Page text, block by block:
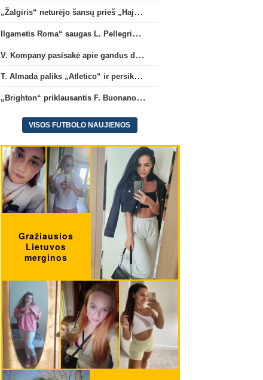
V. Kompany pasisakė apie
gandus dėl M. Olise ateities
„Bayern“ gretose
„Žalgiris“ neturėjo šansų prieš „Hajduk“
Ilgametis Roma“ saugas L. Pellegrini dar metams liks šiame klube
V. Kompany pasisakė apie gandus dėl M. Olise ateities „Bayern“ gretose
T. Almada paliks „Atletico“ ir persikels į legendinę Argentinos ekipą
„Brighton“ priklausantis F. Buonanotte karjerą pratęs Ispanijoje
VISOS FUTBOLO NAUJIENOS